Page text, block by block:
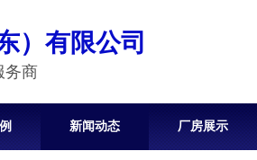
）有限公司
务商
新闻动态 厂房展示